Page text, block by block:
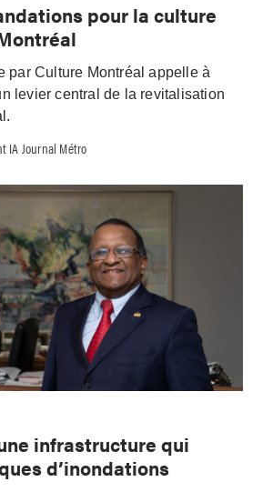
pour la culture
par Culture Montréal appelle à
levier central de la revitalisation
IA Journal Métro
infrastructure qui
d’inondations